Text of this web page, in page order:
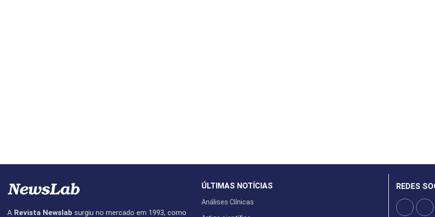
A Revista Newslab surgiu no mercado em 1993, como
ÚLTIMAS NOTÍCIAS
Análises Clínicas
REDES